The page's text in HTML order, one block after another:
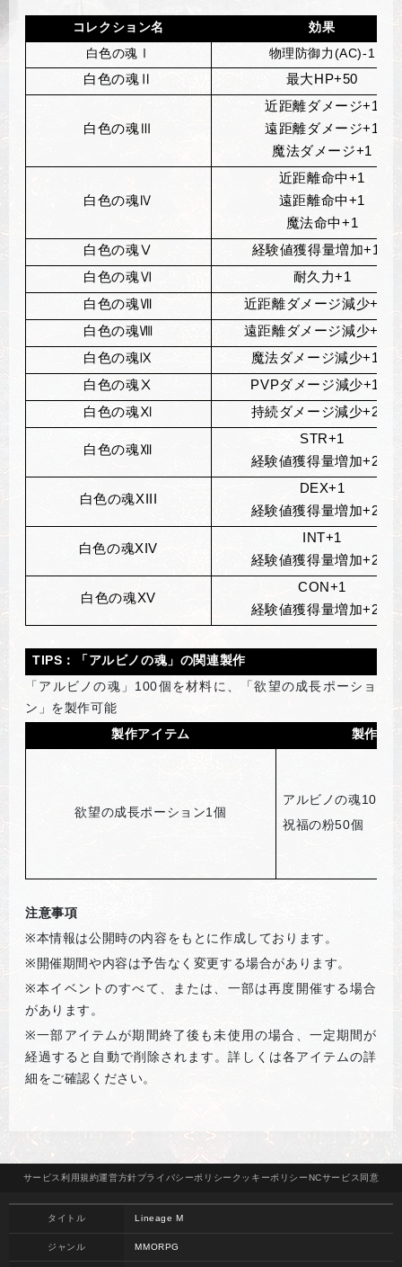
コレクション名
効果
白色の魂Ⅰ
物理防御力(AC)-1
白色の魂Ⅱ
最大HP+50
白色の魂Ⅲ
近距離ダメージ+1
遠距離ダメージ+1
魔法ダメージ+1
白色の魂Ⅳ
近距離命中+1
遠距離命中+1
魔法命中+1
白色の魂Ⅴ
経験値獲得量増加+1%
白色の魂Ⅵ
耐久力+1
白色の魂Ⅶ
近距離ダメージ減少+1％
白色の魂Ⅷ
遠距離ダメージ減少+1％
白色の魂Ⅸ
魔法ダメージ減少+1％
白色の魂Ⅹ
PVPダメージ減少+1％
白色の魂Ⅺ
持続ダメージ減少+2％
白色の魂Ⅻ
STR+1
経験値獲得量増加+2％
白色の魂XIII
DEX+1
経験値獲得量増加+2％
白色の魂XIV
INT+1
経験値獲得量増加+2％
白色の魂XV
CON+1
経験値獲得量増加+2％
TIPS ：「アルビノの魂」の関連製作
「アルビノの魂」100個を材料に、「欲望の成長ポーショ
ン」を製作可能
製作アイテム
製作素
欲望の成長ポーション1個
アルビノの魂100個
祝福の粉50個
注意事項
※本情報は公開時の内容をもとに作成しております。
※開催期間や内容は予告なく変更する場合があります。
※本イベントのすべて、または、一部は再度開催する場合
があります。
※一部アイテムが期間終了後も未使用の場合、一定期間が
経過すると自動で削除されます。詳しくは各アイテムの詳
細をご確認ください。
サービス 利用規約運営方針プライバシーポリシー クッキーポリシーNCサービス 同意
タイトル Lineage M
ジャンル MMORPG